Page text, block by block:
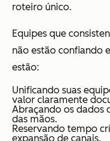
roteiro único.
Equipes que
não estão confiando
estão:
Unificando suas
valor claramente
Abraçando os dados
das mãos.
Reservando tempo
expansão de canais.